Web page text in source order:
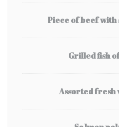
Piece of beef
Grilled fish
Assorted fresh